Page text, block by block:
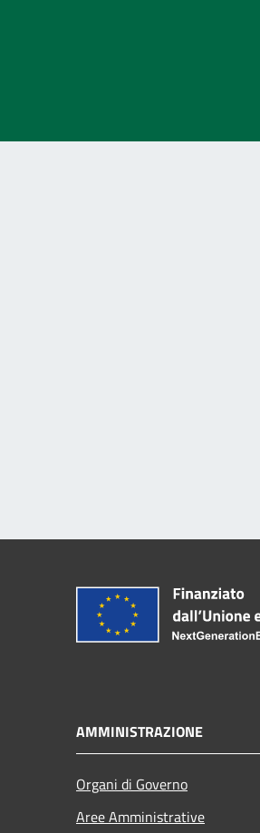
AMMINISTRAZIONE
Organi di Governo
Aree Amministrative